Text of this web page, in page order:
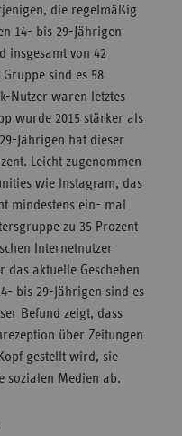
die regelmäßig
14- bis 29-Jährigen
insgesamt von 42
sind es 58
Nutzer waren letztes
wurde 2015 stärker als
Jährigen hat dieser
Leicht zugenommen
wie Instagram, das
mindestens ein- mal
zu 35 Prozent
Internetnutzer
aktuelle Geschehen
bis 29-Jährigen sind es
Befund zeigt, dass
über Zeitungen
gestellt wird, sie
sozialen Medien ab.